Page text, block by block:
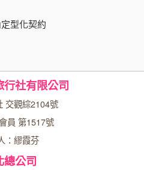
型化契約
社有限公司
交觀綜2104號
員 第1517號
：繆霞芬
總公司